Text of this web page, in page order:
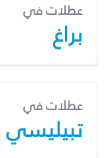
عطلات في
براغ
عطلات في
تبيليسي